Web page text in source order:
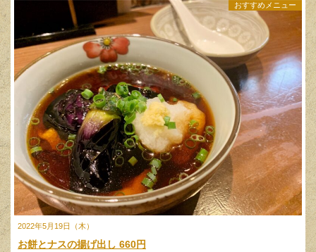
2022年5月19日（木）
おすすめメニュー
お餅とナスの揚げ出し 660円